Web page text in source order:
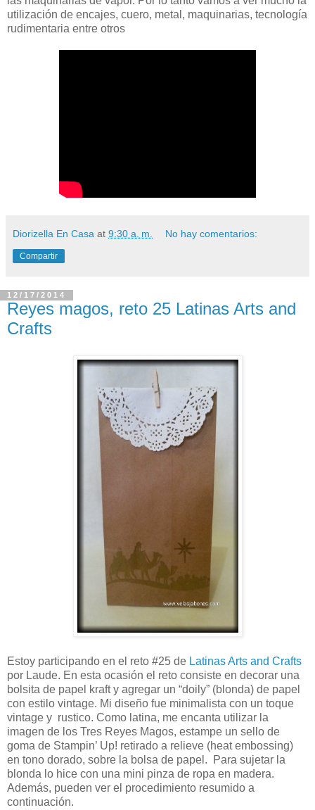
utilización de encajes, cuero, metal, maquinarias, tecnología
rudimentaria entre otros
Diorizella En Casa at 9:30 a. m. No hay comentarios:
Compartir
12/17/2014
Reyes magos, reto 25 Latinas Arts and
Crafts
Estoy participando en el reto #25 de Latinas Arts and Crafts
por Laude. En esta ocasión el reto consiste en decorar una
bolsita de papel kraft y agregar un “doily” (blonda) de papel
con estilo vintage. Mi diseño fue minimalista con un toque
vintage y rustico. Como latina, me encanta utilizar la
imagen de los Tres Reyes Magos, estampe un sello de
goma de Stampin’ Up! retirado a relieve (heat embossing)
en tono dorado, sobre la bolsa de papel.
Para sujetar la
blonda lo hice con una mini pinza de ropa en madera.
Además, pueden ver el procedimiento resumido a
continuación.